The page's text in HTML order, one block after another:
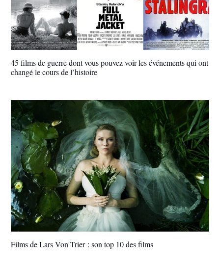
45 films de guerre dont vous pouvez voir les événements qui ont
changé le cours de l’histoire
Films de Lars Von Trier : son top 10 des films